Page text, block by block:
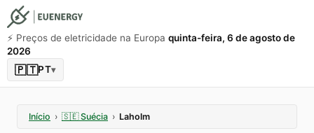
⚡️ Preços de eletricidade na Europa quinta-feira, 6 de agosto de
2026
🇵🇹PT▾
Início › 🇸🇪 Suécia › Laholm